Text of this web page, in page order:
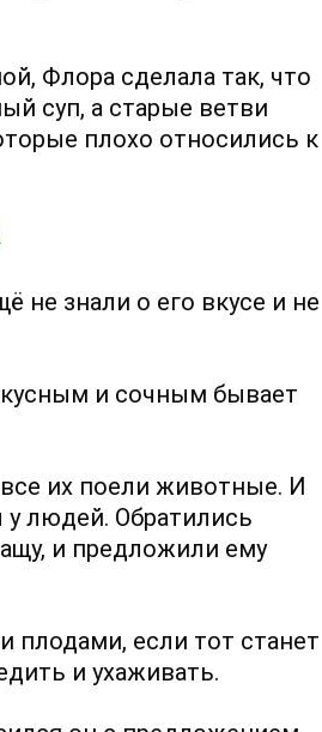
Флора сделала так, что
суп, а старые ветви
плохо относились к
не знали о его вкусе и не
и сочным бывает
их поели животные. И
людей. Обратились
и предложили ему
плодами, если тот станет
и ухаживать.